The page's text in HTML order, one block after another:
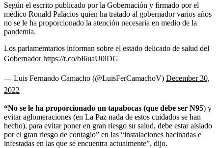
Según el escrito publicado por la Gobernación y firmado por el
médico Ronald Palacios quien ha tratado al gobernador varios años
no se le ha proporcionado la atención necesaria en medio de la
pandemia.
Los parlamemtarios informan sobre el estado delicado de salud del
Gobernadorhttps://t.co/bI6uaU0lDG
— Luis Fernando Camacho (@LuisFerCamachoV) December 30,
2022
“No se le ha proporcionado un tapabocas (que debe ser N95) y
evitar aglomeraciones (en La Paz nada de estos cuidados se han
hecho), para evitar poner en gran riesgo su salud, debe estar aislado
por el gran riesgo de contagio” en las “instalaciones hacinadas e
infestadas en las que se encuentra actualmente”, dijo.